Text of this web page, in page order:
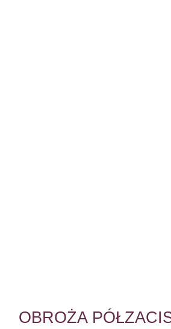
OBROŻA